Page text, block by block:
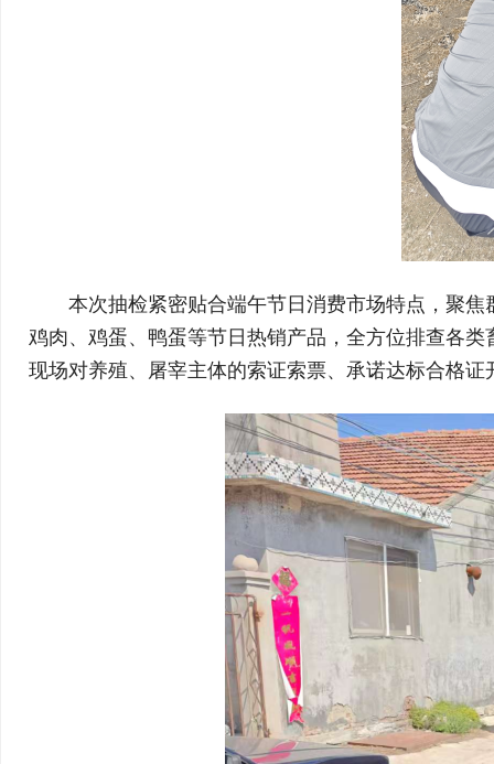
本次抽检紧密贴合端午节日消费市场特点，聚
鸡肉、鸡蛋、鸭蛋等节日热销产品，全方位排查各
现场对养殖、屠宰主体的索证索票、承诺达标合格